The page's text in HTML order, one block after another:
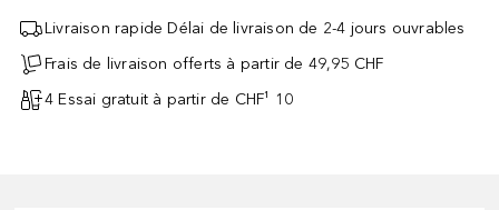
Livraison rapide Délai de livraison de 2-4 jours ouvrables
Frais de livraison offerts à partir de 49,95 CHF
4 Essai gratuit à partir de CHF¹ 10